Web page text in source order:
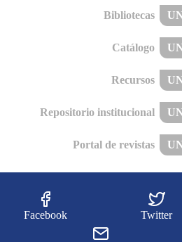
Bibliotecas
Catálogo
Recursos
Repositorio institucional
Portal de revistas
Facebook Twitter